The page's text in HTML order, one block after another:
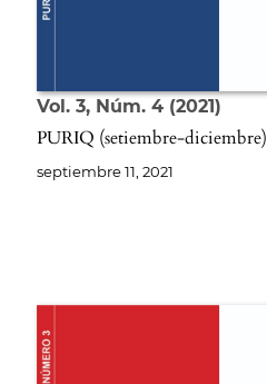
Vol. 3 Núm. 4 2021
PURIQ (setiembre-diciembre)
septiembre 11, 2021